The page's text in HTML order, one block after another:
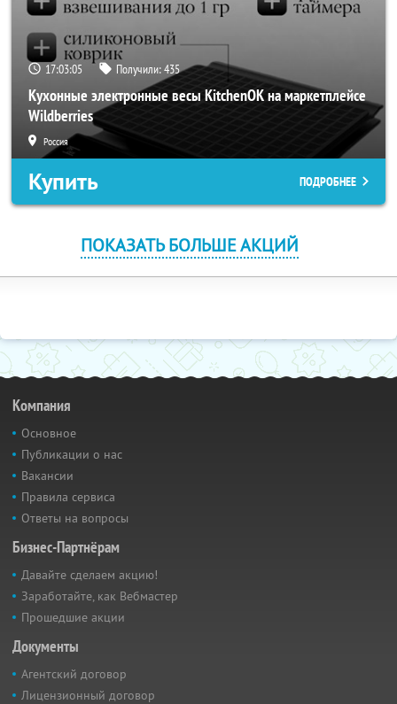
17:03:05 Получили:435
Кухонные электронные весы KitchenOK на маркетплейсе
Wildberries
Россия
Купить ПОДРОБНЕЕ
ПОКАЗАТЬ БОЛЬШЕ АКЦИЙ
Компания
Основное
Публикации о нас
Вакансии
Правила сервиса
Ответы на вопросы
Бизнес-Партнёрам
Давайте сделаем акцию!
Заработайте, как Вебмастер
Прошедшие акции
Документы
Агентский договор
Лицензионный договор